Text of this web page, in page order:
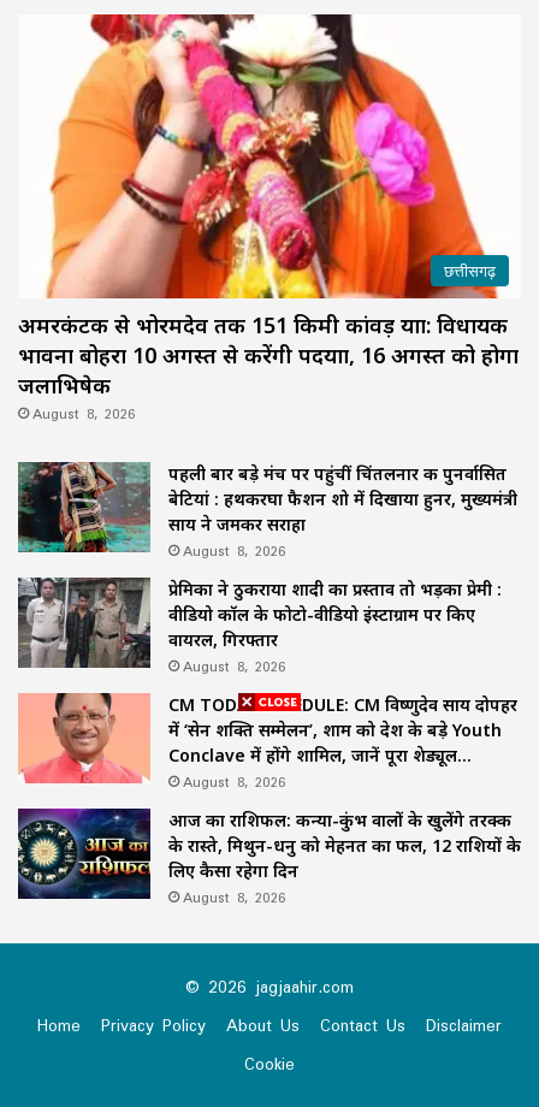
छत्तीसगढ़
अमरकंटक से भोरमदेव तक 151 किमी कांवड़ यात्रा: विधायक
भावना बोहरा 10 अगस्त से करेंगी पदयात्रा, 16 अगस्त को होगा
जलाभिषेक
August 8, 2026
पहली बार बड़े मंच पर पहुंचीं चिंतलनार की पुनर्वासित
बेटियां : हथकरघा फैशन शो में दिखाया हुनर, मुख्यमंत्री
साय ने जमकर सराहा
August 8, 2026
प्रेमिका ने ठुकराया शादी का प्रस्ताव तो भड़का प्रेमी :
वीडियो कॉल के फोटो-वीडियो इंस्टाग्राम पर किए
वायरल, गिरफ्तार
August 8, 2026
CM TODAY SCHEDULE: CM विष्णुदेव साय दोपहर
में ‘सेन शक्ति सम्मेलन’, शाम को देश के बड़े Youth
Conclave में होंगे शामिल, जानें पूरा शेड्यूल…
August 8, 2026
आज का राशिफल: कन्या-कुंभ वालों के खुलेंगे तरक्की
के रास्ते, मिथुन-धनु को मेहनत का फल, 12 राशियों के
लिए कैसा रहेगा दिन
August 8, 2026
© 2026 jagjaahir.com
Home
Privacy Policy About Us Contact Us
Disclaimer
Cookie